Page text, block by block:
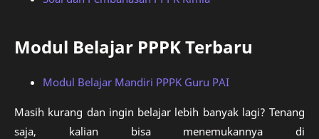
Modul Belajar PPPK Terbaru
Modul Belajar Mandiri PPPK Guru PAI
Masih kurang dan ingin belajar lebih banyak lagi? Tenang
saja, kalian bisa menemukannya di